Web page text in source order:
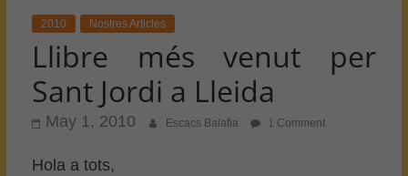
2010 Nostres Articles
Llibre més venut per
Sant Jordi a Lleida
May 1, 2010 Escacs Balafia 1 Comment
Hola a tots,